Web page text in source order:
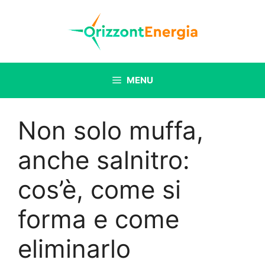
MENU
Non solo muffa,
anche salnitro:
cos’è, come si
forma e come
eliminarlo